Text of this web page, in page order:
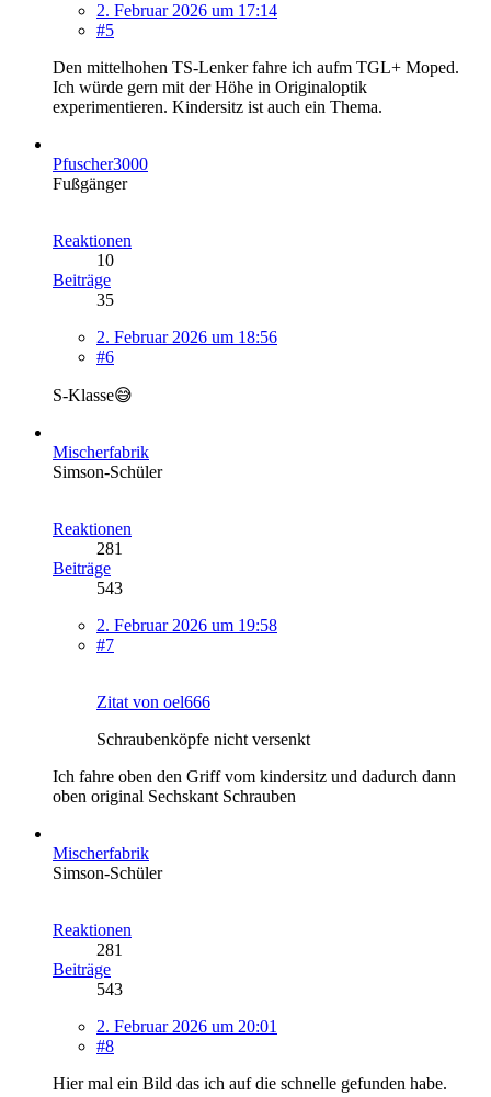
2. Februar 2026 um 17:14
#5
Den mittelhohen TS-Lenker fahre ich aufm TGL+ Moped.
Ich würde gern mit der Höhe in Originaloptik
experimentieren. Kindersitz ist auch ein Thema.
Pfuscher3000
Fußgänger
Reaktionen
10
Beiträge
35
2. Februar 2026 um 18:56
#6
S-Klasse😅
Mischerfabrik
Simson-Schüler
Reaktionen
281
Beiträge
543
2. Februar 2026 um 19:58
#7
Zitat von oel666
Schraubenköpfe nicht versenkt
Ich fahre oben den Griff vom kindersitz und dadurch dann
oben original Sechskant Schrauben
Mischerfabrik
Simson-Schüler
Reaktionen
281
Beiträge
543
2. Februar 2026 um 20:01
#8
Hier mal ein Bild das ich auf die schnelle gefunden habe.